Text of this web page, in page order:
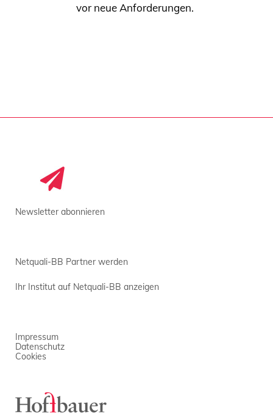
vor neue Anforderungen.
Newsletter abonnieren
Netquali-BB Partner werden
Ihr Institut auf Netquali-BB anzeigen
Impressum
Datenschutz
Cookies